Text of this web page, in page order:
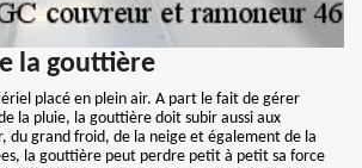
la gouttière
placé en plein air. A part le fait de gérer
la pluie, la gouttière doit subir aussi aux
du grand froid, de la neige et également de la
la gouttière peut perdre petit à petit sa force